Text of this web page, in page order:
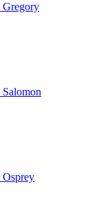
Gregory
Salomon
Osprey